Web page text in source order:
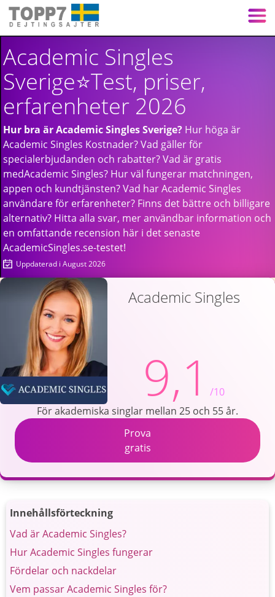
Academic Singles
Sverige⭐️Test, priser,
erfarenheter 2026
Hur bra är Academic Singles Sverige? Hur höga är
Academic Singles Kostnader? Vad gäller för
specialerbjudanden och rabatter? Vad är gratis
medAcademic Singles? Hur väl fungerar matchningen,
appen och kundtjänsten? Vad har Academic Singles
användare för erfarenheter? Finns det bättre och billigare
alternativ? Hitta alla svar, mer användbar information och
en omfattande recension här i det senaste
AcademicSingles.se-testet!
Uppdaterad i August 2026
Academic Singles
9,1
/10
För akademiska singlar mellan 25 och 55 år.
Prova
gratis
Innehållsförteckning
Vad är Academic Singles?
Hur Academic Singles fungerar
Fördelar och nackdelar
Vem passar Academic Singles för?